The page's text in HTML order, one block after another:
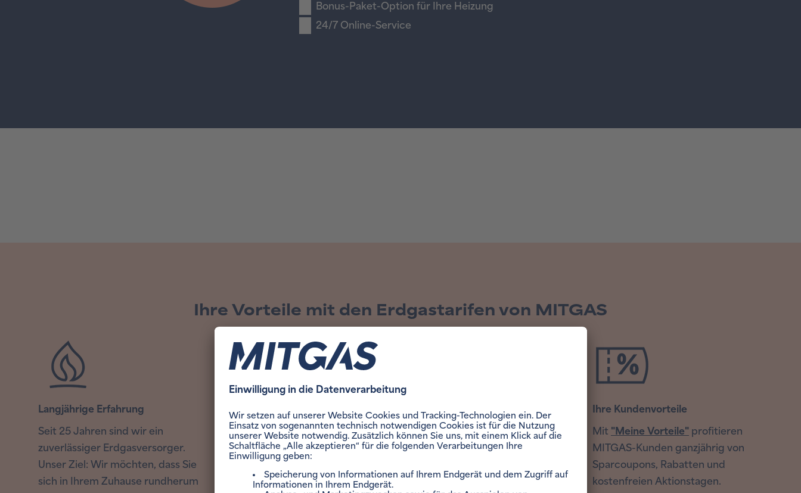
Bonus-Paket-Option für Ihre Heizung
24/7 Online-Service
Ihre Vorteile mit den Erdgastarifen von MITGAS
Langjährige Erfahrung
Seit 25 Jahren sind wir ein
zuverlässiger Erdgasversorger.
Unser Ziel: Wir möchten, dass Sie
sich in Ihrem Zuhause rundherum
Wir übernehmen den kompletten
Erdgas-Wechsel für Sie!
Um die Kündigung Ihres alten
Vertrags kümmern wir uns für Sie.
Selbstverständlich kostenfrei.
Online und vor Ort für Sie da
Mit unserem Kundenservice sind
wir online aber auch vor Ort in
Ihre Kundenvorteile
Mit "Meine Vorteile" profitieren
MITGAS-Kunden ganzjährig von
Sparcoupons, Rabatten und
kostenfreien Aktionstagen.